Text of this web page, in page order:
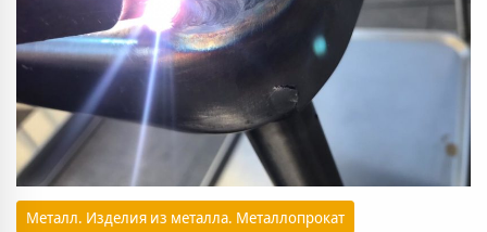
Металл. Изделия из металла. Металлопрокат